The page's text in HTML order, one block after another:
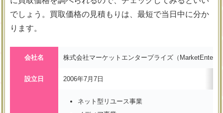
でしょう。買取価格の見積もりは、最短で当日中に分か
ります。
会社名 株式会社マーケットエンタープライズ（
設立日 2006年7月7日
ネット型リユース事業